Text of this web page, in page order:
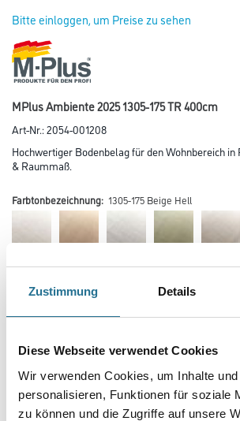
Zustimmung Details
Diese Webseite verwendet Cookies
Wir verwenden Cookies, um Inhalte
personalisieren, Funktionen für soziale
zu können und die Zugriffe auf unsere
Bitte einloggen, um Preise zu sehen
MPlus Ambiente 2025 1305-175 TR 400cm
Art-Nr.:2054-001208
Hochwertiger Bodenbelag für den Wohnbereich
& Raummaß.
Farbtonbezeichnung: 1305-175 Beige Hell
Gebinde